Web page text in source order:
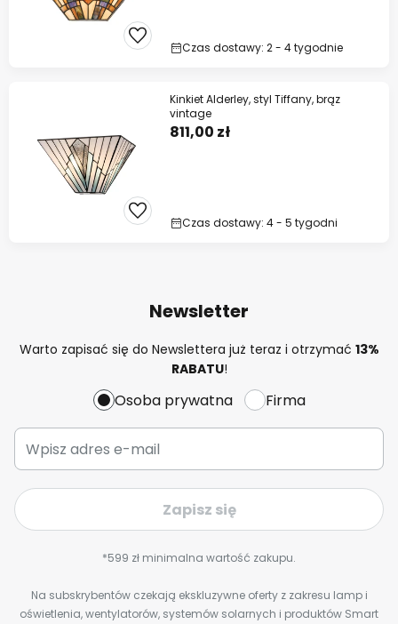
Czas dostawy: 2 - 4 tygodnie
Kinkiet Alderley, styl Tiffany, brąz
vintage
811,00 zł
Czas dostawy: 4 - 5 tygodni
Newsletter
Warto zapisać się do Newslettera już teraz i otrzymać 13%
RABATU!
Osoba prywatna Firma
Zapisz się
*599 zł minimalna wartość zakupu.
Na subskrybentów czekają ekskluzywne oferty z zakresu lamp i
oświetlenia, wentylatorów, systemów solarnych i produktów Smart